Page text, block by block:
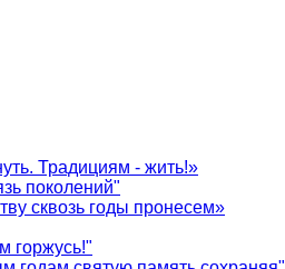
Традициям - жить!»
поколений"
сквозь годы пронесем»
горжусь!"